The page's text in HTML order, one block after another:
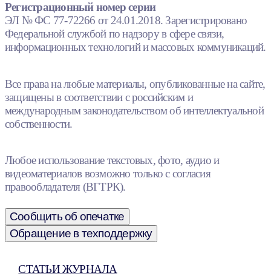
Регистрационный номер серии
ЭЛ № ФС 77-72266 от 24.01.2018. Зарегистрировано
Федеральной службой по надзору в сфере связи,
информационных технологий и массовых коммуникаций.
Все права на любые материалы, опубликованные на сайте,
защищены в соответствии с российским и
международным законодательством об интеллектуальной
собственности.
Любое использование текстовых, фото, аудио и
видеоматериалов возможно только с согласия
правообладателя (ВГТРК).
Сообщить об опечатке
Обращение в техподдержку
СТАТЬИ ЖУРНАЛА